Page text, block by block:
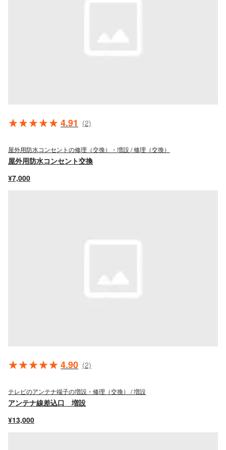
4.91 (2)
屋外用防水コンセントの修理（交換）・増設 / 修理（交換）
屋外用防水コンセント交換
¥7,000
4.90 (2)
テレビのアンテナ端子の増設・修理（交換） / 増設
アンテナ線差込口 増設
¥13,000